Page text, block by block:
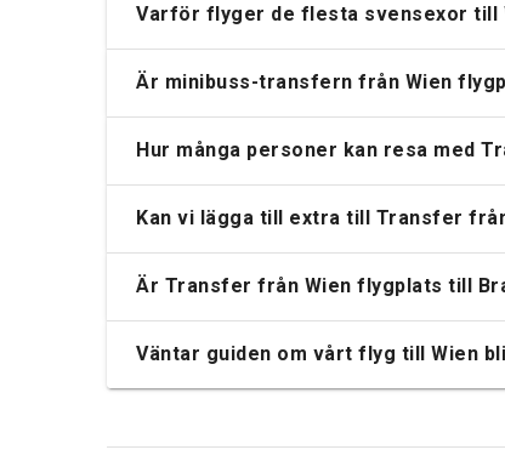
Varför flyger de flesta svensexor
Är minibuss-transfern från Wien
Hur många personer kan resa med
Kan vi lägga till extra till Transfer
Är Transfer från Wien flygplats till
Väntar guiden om vårt flyg till Wien